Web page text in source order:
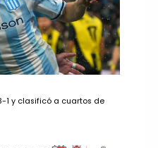
1 y clasificó a cuartos de